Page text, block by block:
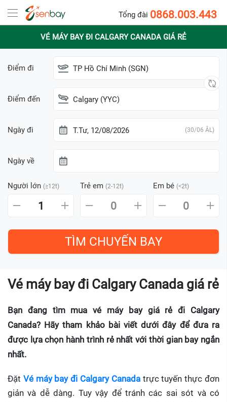
Tổng đài 0868.003.443
VÉ MÁY BAY ĐI CALGARY CANADA GIÁ RẺ
Điểm đi TP Hồ Chí Minh (SGN)
Điểm đến Calgary (YYC)
Ngày đi T.Tư, 12/08/2026 (30/06 ÂL)
Ngày về
Người lớn (≥12t) Trẻ em (2-12t) Em bé (<2t)
1 0 0
Vé máy bay đi Calgary Canada giá rẻ
Bạn đang tìm mua vé máy bay giá rẻ đi Calgary
Canada? Hãy tham khảo bài viết dưới đây để đưa ra
được lựa chọn hành trình rẻ nhất với thời gian bay ngắn
nhất.
Đặt Vé máy bay đi Calgary Canadatrực tuyến thực đơn
giản và dễ dàng. Tuy vậy để tránh các sai sót và có